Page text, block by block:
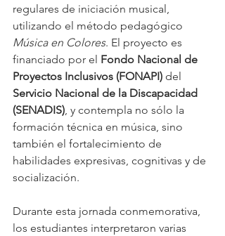
regulares de iniciación musical,
utilizando el método pedagógico
Música en Colores. El proyecto es
financiado por el Fondo Nacional de
Proyectos Inclusivos (FONAPI) del
Servicio Nacional de la Discapacidad
(SENADIS), y contempla no sólo la
formación técnica en música, sino
también el fortalecimiento de
habilidades expresivas, cognitivas y de
socialización.
Durante esta jornada conmemorativa,
los estudiantes interpretaron varias